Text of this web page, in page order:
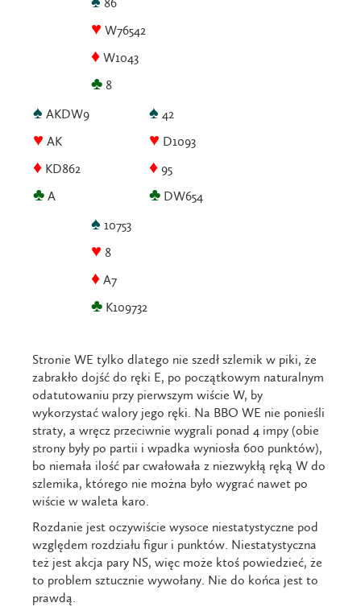
♥ W76542
♦ W1043
♣ 8
♠ AKDW9
♥ AK
♦ KD862
♣ A
♠ 42
♥ D1093
♦ 95
♣ DW654
♠ 10753
♥ 8
♦ A7
♣ K109732
Stronie WE tylko dlatego nie szedł szlemik w piki, że
zabrakło dojść do ręki E, po początkowym naturalnym
odatutowaniu przy pierwszym wiście W, by
wykorzystać walory jego ręki. Na BBO WE nie ponieśli
straty, a wręcz przeciwnie wygrali ponad 4 impy (obie
strony były po partii i wpadka wyniosła 600 punktów),
bo niemała ilość par cwałowała z niezwykłą ręką W do
szlemika, którego nie można było wygrać nawet po
wiście w waleta karo.
Rozdanie jest oczywiście wysoce niestatystyczne pod
względem rozdziału figur i punktów. Niestatystyczna
też jest akcja pary NS, więc może ktoś powiedzieć, że
to problem sztucznie wywołany. Nie do końca jest to
prawdą.